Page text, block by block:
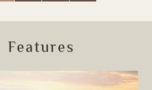
Features